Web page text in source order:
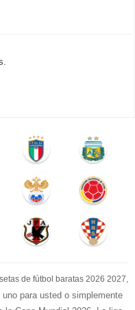
de fútbol baratas 2026 2027,
para usted o simplemente